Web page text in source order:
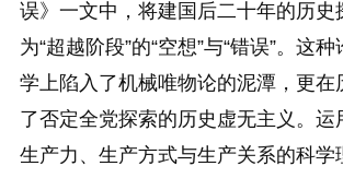
误》一文中，将建国后二十年的历史
为“超越阶段”的“空想”与“错误”。这
学上陷入了机械唯物论的泥潭，更在
了否定全党探索的历史虚无主义。运
生产力、生产方式与生产关系的科学